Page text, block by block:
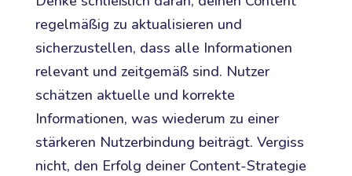
regelmäßig zu aktualisieren und
sicherzustellen, dass alle Informationen
relevant und zeitgemäß sind. Nutzer
schätzen aktuelle und korrekte
Informationen, was wiederum zu einer
stärkeren Nutzerbindung beiträgt. Vergiss
nicht, den Erfolg deiner Content-Strategie